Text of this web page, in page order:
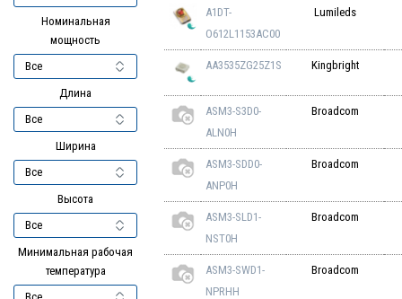
Номинальная
мощность
Длина
Ширина
Высота
Минимальная рабочая
температура
A1DT-
O612L1153AC00
Lumileds
AA3535ZG25Z1S Kingbright
ASM3-S3D0-
ALN0H
Broadcom
ASM3-SDD0-
ANP0H
Broadcom
ASM3-SLD1-
NST0H
Broadcom
ASM3-SWD1-
NPRHH
Broadcom